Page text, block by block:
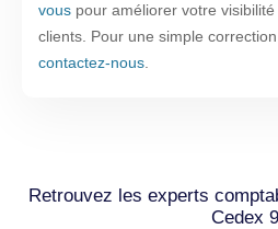
vous pour améliorer votre
clients. Pour une simple
contactez-nous
Retrouvez les experts
Cedex 9